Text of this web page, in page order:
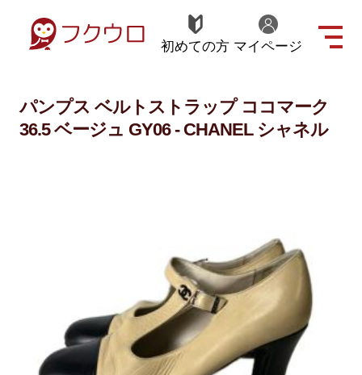
初めての方 マイページ
パンプス ベルトストラップ ココマーク
36.5 ベージュ GY06 - CHANEL シャネル